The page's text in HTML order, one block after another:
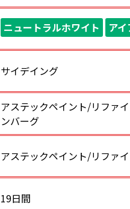
ニュートラルホワイト ア
サイデイング
アステックペイント/リファ
ンバーグ
アステックペイント/リファ
19日間